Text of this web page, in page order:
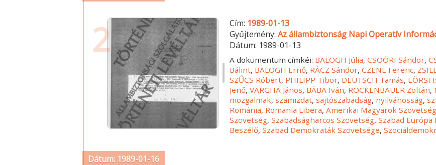
2 Cím: 1989-01-13
Gyűjtemény:Az állambiztonság Napi Operatív
Dátum: 1989-01-13
A dokumentum címkéi: BALOGH Júlia,CSOÓRI Sándor,
Bálint, BALOGH Ernő, RÁCZ Sándor,CZENE Ferenc,
SZŰCS Róbert, PHILIPP Tibor, DEUTSCH Tamás, EÖRSI
Jenő,VARGHA János, BÁBA Iván, ROCKENBAUER Zoltán,
mozgalmak,szamizdat,sajtószabadság, nyilvánosság,
Románia, Romania Libera,Amerikai Magyarok
Szövetség,Szabadságharcos Szövetség,Szabad Európa
Beszélő,Szabad Demokraták Szövetsége,
Dátum: 1989-01-16